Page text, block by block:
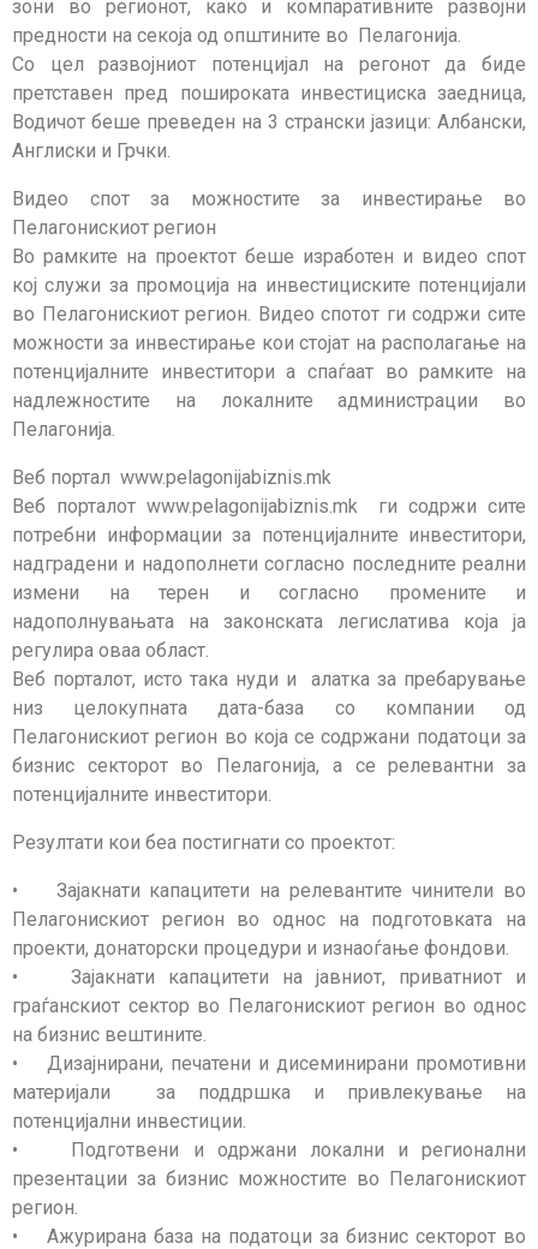
зони во регионот, како и компаративните развојни
предности на секоја од општините во Пелагонија.
Со цел развојниот потенцијал на регонот да биде
претставен пред пошироката инвестициска заедница,
Водичот беше преведен на 3 странски јазици: Албански,
Англиски и Грчки.
Видео спот за можностите за инвестирање во
Пелагонискиот регион
Во рамките на проектот беше изработен и видео спот
кој служи за промоција на инвестициските потенцијали
во Пелагонискиот регион. Видео спотот ги содржи сите
можности за инвестирање кои стојат на располагање на
потенцијалните инвеститори а спаѓаат во рамките на
надлежностите на локалните администрации во
Пелагонија.
Веб портал www.pelagonijabiznis.mk
Веб порталот www.pelagonijabiznis.mk ги содржи сите
потребни информации за потенцијалните инвеститори,
надградени и надополнети согласно последните реални
измени на терен и согласно промените и
надополнувањата на законската легислатива која ја
регулира оваа област.
Веб порталот, исто така нуди и алатка за пребарување
низ целокупната дата-база со компании од
Пелагонискиот регион во која се содржани податоци за
бизнис секторот во Пелагонија, а се релевантни за
потенцијалните инвеститори.
Резултати кои беа постигнати со проектот:
• Зајакнати капацитети на релевантите чинители во
Пелагонискиот регион во однос на подготовката на
проекти, донаторски процедури и изнаоѓање фондови.
• Зајакнати капацитети на јавниот, приватниот и
граѓанскиот сектор во Пелагонискиот регион во однос
на бизнис вештините.
• Дизајнирани, печатени и дисеминирани промотивни
материјали за поддршка и привлекување на
потенцијални инвестиции.
• Подготвени и одржани локални и регионални
презентации за бизнис можностите во Пелагонискиот
регион.
• Ажурирана база на податоци за бизнис секторот во